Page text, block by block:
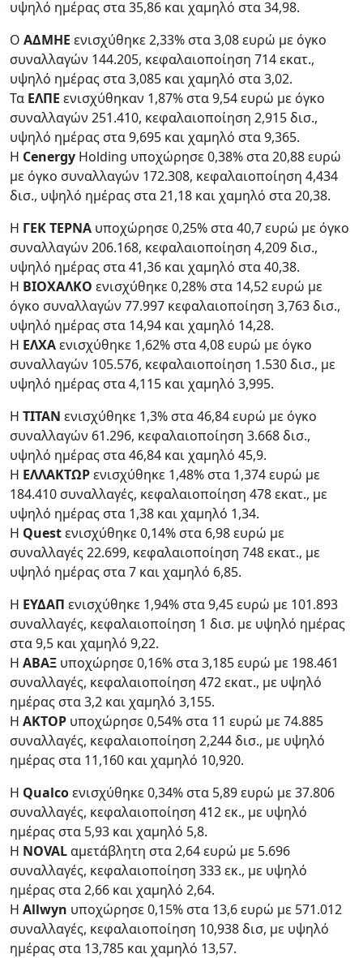
υψηλό ημέρας στα 35,86 και χαμηλό στα 34,98.
Ο AΔMHE ενισχύθηκε 2,33% στα 3,08 ευρώ με όγκο
συναλλαγών 144.205, κεφαλαιοποίηση 714 εκατ.,
υψηλό ημέρας στα 3,085 και χαμηλό στα 3,02.
Τα ΕΛΠΕ ενισχύθηκαν 1,87% στα 9,54 ευρώ με όγκο
συναλλαγών 251.410, κεφαλαιοποίηση 2,915 δισ.,
υψηλό ημέρας στα 9,695 και χαμηλό στα 9,365.
Η Cenergy Holding υποχώρησε 0,38% στα 20,88 ευρώ
με όγκο συναλλαγών 172.308, κεφαλαιοποίηση 4,434
δισ., υψηλό ημέρας στα 21,18 και χαμηλό στα 20,38.
Η ΓΕΚ ΤΕΡΝΑ υποχώρησε 0,25% στα 40,7 ευρώ με όγκο
συναλλαγών 206.168, κεφαλαιοποίηση 4,209 δισ.,
υψηλό ημέρας στα 41,36 και χαμηλό στα 40,38.
Η ΒΙΟΧΑΛΚΟ ενισχύθηκε 0,28% στα 14,52 ευρώ με
όγκο συναλλαγών 77.997 κεφαλαιοποίηση 3,763 δισ.,
υψηλό ημέρας στα 14,94 και χαμηλό 14,28.
Η ΕΛΧΑενισχύθηκε 1,62% στα 4,08 ευρώ με όγκο
συναλλαγών 105.576, κεφαλαιοποίηση 1.530 δισ., με
υψηλό ημέρας στα 4,115 και χαμηλό 3,995.
Η ΤΙΤΑΝ ενισχύθηκε 1,3% στα 46,84 ευρώ με όγκο
συναλλαγών 61.296, κεφαλαιοποίηση 3.668 δισ.,
υψηλό ημέρας στα 46,84 και χαμηλό 45,9.
Η ΕΛΛΑΚΤΩΡενισχύθηκε 1,48% στα 1,374 ευρώ με
184.410 συναλλαγές, κεφαλαιοποίηση 478 εκατ., με
υψηλό ημέρας στα 1,38 και χαμηλό 1,34.
Η Questενισχύθηκε 0,14% στα 6,98 ευρώ με
συναλλαγές 22.699, κεφαλαιοποίηση 748 εκατ., με
υψηλό ημέρας στα 7 και χαμηλό 6,85.
Η ΕΥΔΑΠ ενισχύθηκε 1,94% στα 9,45 ευρώ με 101.893
συναλλαγές, κεφαλαιοποίηση 1 δισ. με υψηλό ημέρας
στα 9,5 και χαμηλό 9,22.
Η ΑΒΑΞ υποχώρησε 0,16% στα 3,185 ευρώ με 198.461
συναλλαγές, κεφαλαιοποίηση 472 εκατ., με υψηλό
ημέρας στα 3,2 και χαμηλό 3,155.
Η ΑΚΤΟΡ υποχώρησε 0,54% στα 11 ευρώ με 74.885
συναλλαγές, κεφαλαιοποίηση 2,244 δισ., με υψηλό
ημέρας στα 11,160 και χαμηλό 10,920.
Η Qualcoενισχύθηκε 0,34% στα 5,89 ευρώ με 37.806
συναλλαγές, κεφαλαιοποίηση 412 εκ., με υψηλό
ημέρας στα 5,93 και χαμηλό 5,8.
Η NOVALαμετάβλητη στα 2,64 ευρώ με 5.696
συναλλαγές, κεφαλαιοποίηση 333 εκ., με υψηλό
ημέρας στα 2,66 και χαμηλό 2,64.
Η Allwyn υποχώρησε 0,15% στα 13,6 ευρώ με 571.012
συναλλαγές, κεφαλαιοποίηση 10,938 δισ, με υψηλό
ημέρας στα 13,785 και χαμηλό 13,57.